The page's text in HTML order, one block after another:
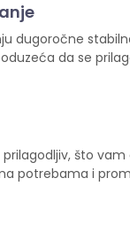
dugoročne
da se
što
potrebama i